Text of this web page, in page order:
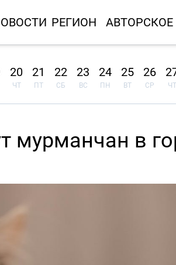
РЕГИОН АВТОРСКОЕ
20
ЧТ
21
ПТ
22
СБ
23
ВС
24
ПН
25
ВТ
26
СР ЧТ
мурманчан в